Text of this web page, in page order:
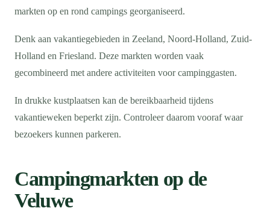
markten op en rond campings georganiseerd.
Denk aan vakantiegebieden in Zeeland, Noord-Holland, Zuid-
Holland en Friesland. Deze markten worden vaak
gecombineerd met andere activiteiten voor campinggasten.
In drukke kustplaatsen kan de bereikbaarheid tijdens
vakantieweken beperkt zijn. Controleer daarom vooraf waar
bezoekers kunnen parkeren.
Campingmarkten op de
Veluwe